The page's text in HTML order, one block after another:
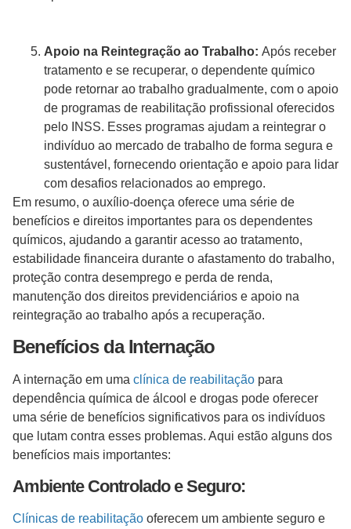
Apoio na Reintegração ao Trabalho: Após receber
tratamento e se recuperar, o dependente químico
pode retornar ao trabalho gradualmente, com o apoio
de programas de reabilitação profissional oferecidos
pelo INSS. Esses programas ajudam a reintegrar o
indivíduo ao mercado de trabalho de forma segura e
sustentável, fornecendo orientação e apoio para lidar
com desafios relacionados ao emprego.
Em resumo, o auxílio-doença oferece uma série de
benefícios e direitos importantes para os dependentes
químicos, ajudando a garantir acesso ao tratamento,
estabilidade financeira durante o afastamento do trabalho,
proteção contra desemprego e perda de renda,
manutenção dos direitos previdenciários e apoio na
reintegração ao trabalho após a recuperação.
Benefícios da Internação
A internação em uma clínica de reabilitação para
dependência química de álcool e drogas pode oferecer
uma série de benefícios significativos para os indivíduos
que lutam contra esses problemas. Aqui estão alguns dos
benefícios mais importantes:
Ambiente Controlado e Seguro:
Clínicas de reabilitação oferecem um ambiente seguro e